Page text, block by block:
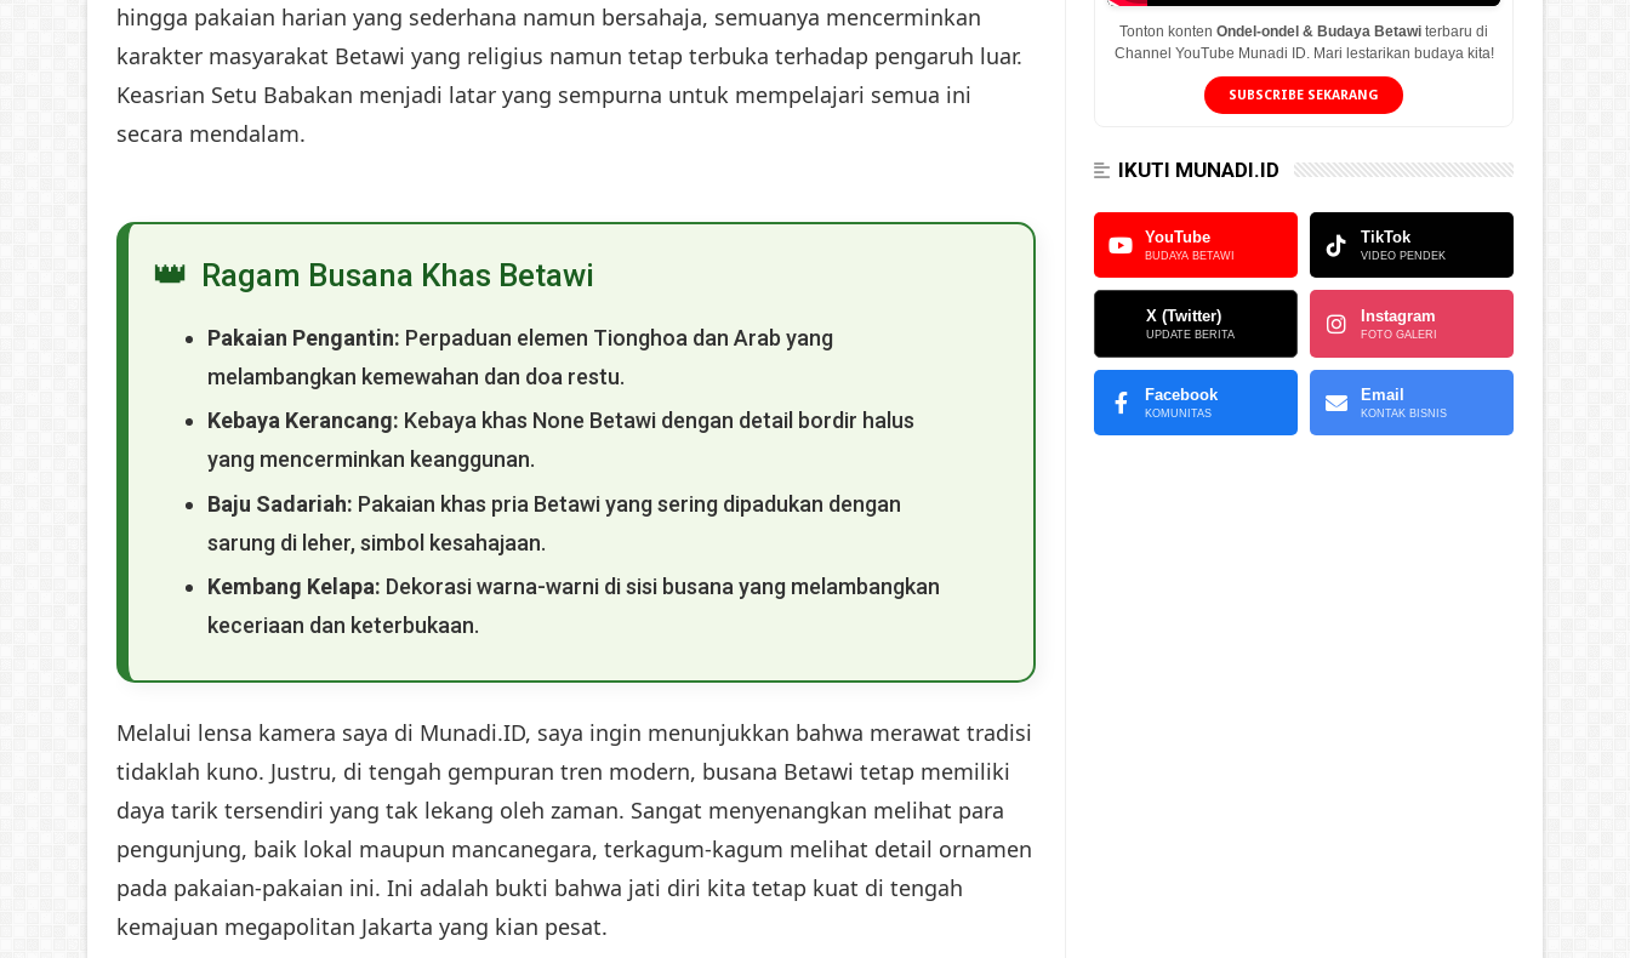
hingga pakaian harian yang sederhana namun bersahaja, semuanya mencerminkan
karakter masyarakat Betawi yang religius namun tetap terbuka terhadap pengaruh luar.
Keasrian Setu Babakan menjadi latar yang sempurna untuk mempelajari semua ini
secara mendalam.
👑 Ragam Busana Khas Betawi
Pakaian Pengantin: Perpaduan elemen Tionghoa dan Arab yang
melambangkan kemewahan dan doa restu.
Kebaya Kerancang: Kebaya khas None Betawi dengan detail bordir halus
yang mencerminkan keanggunan.
Baju Sadariah: Pakaian khas pria Betawi yang sering dipadukan dengan
sarung di leher, simbol kesahajaan.
Kembang Kelapa: Dekorasi warna-warni di sisi busana yang melambangkan
keceriaan dan keterbukaan.
Melalui lensa kamera saya di Munadi.ID, saya ingin menunjukkan bahwa merawat tradisi
tidaklah kuno. Justru, di tengah gempuran tren modern, busana Betawi tetap memiliki
daya tarik tersendiri yang tak lekang oleh zaman. Sangat menyenangkan melihat para
pengunjung, baik lokal maupun mancanegara, terkagum-kagum melihat detail ornamen
pada pakaian-pakaian ini. Ini adalah bukti bahwa jati diri kita tetap kuat di tengah
kemajuan megapolitan Jakarta yang kian pesat.
Tonton kontenOndel-ondel & Budaya Betawi terbaru di
Channel YouTube Munadi ID. Mari lestarikan budaya kita!
SUBSCRIBE SEKARANG
IKUTI MUNADI.ID
YouTube
BUDAYA BETAWI
TikTok
VIDEO PENDEK
X (Twitter)
UPDATE BERITA
Instagram
FOTO GALERI
Facebook
KOMUNITAS
Email
KONTAK BISNIS